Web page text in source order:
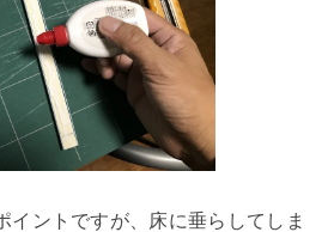
イントですが、床に垂らしてしま